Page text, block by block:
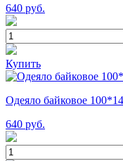
640 руб.
Купить
Одеяло байковое
640 руб.